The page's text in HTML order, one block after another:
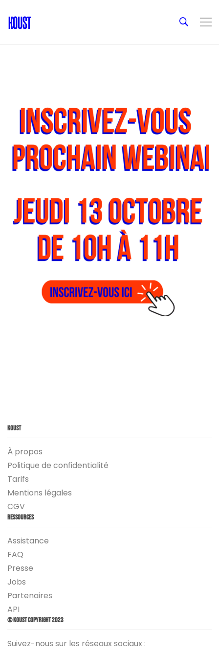
Koust
À propos
Politique de confidentialité
Tarifs
Mentions légales
CGV
Ressources
Assistance
FAQ
Presse
Jobs
Partenaires
API
© Koust Copyright 2023
Suivez-nous sur les réseaux sociaux :